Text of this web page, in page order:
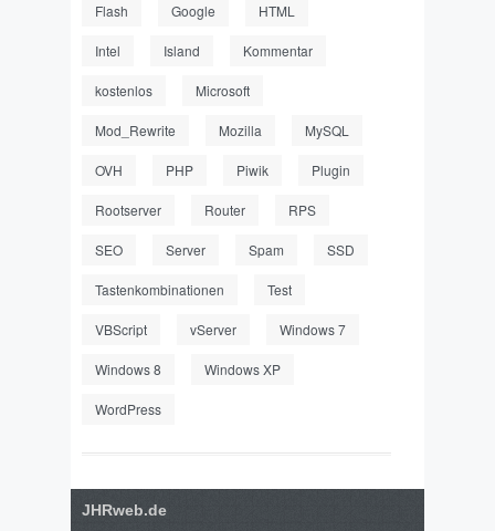
Flash Google HTML
Intel Island Kommentar
kostenlos Microsoft
Mod_Rewrite Mozilla MySQL
OVH PHP Piwik Plugin
Rootserver Router RPS
SEO Server Spam SSD
Tastenkombinationen Test
VBScript vServer Windows 7
Windows 8 Windows XP
WordPress
JHRweb.de